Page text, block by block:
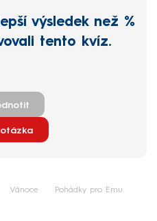
výsledek než %
tento kvíz.
Vánoce Pohádky pro Emu